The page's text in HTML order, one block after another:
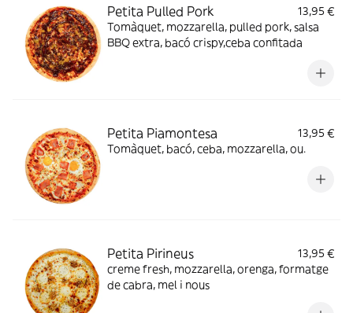
Petita Pulled Pork
13,95 €
Tomàquet, mozzarella, pulled pork, salsa
BBQ extra, bacó crispy,ceba confitada
Petita Piamontesa
13,95 €
Tomàquet, bacó, ceba, mozzarella, ou.
Petita Pirineus
13,95 €
creme fresh, mozzarella, orenga, formatge
de cabra, mel i nous